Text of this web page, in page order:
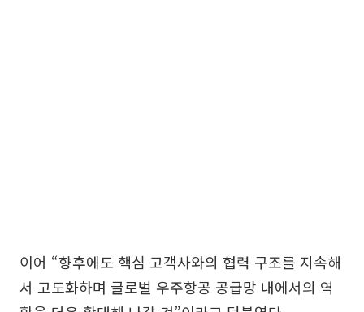
이어 “향후에도 핵심 고객사와의 협력 구조를 지속해
서 고도화하며 글로벌 우주항공 공급망 내에서의 역